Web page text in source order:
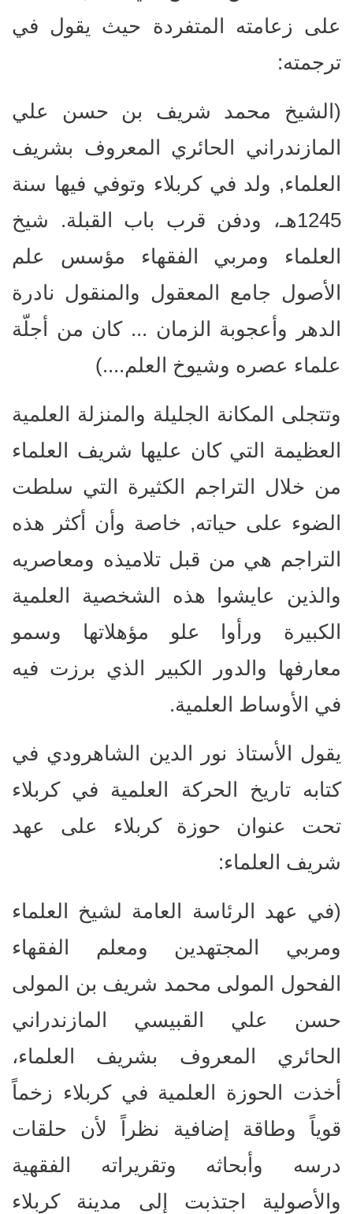
على زعامته المتفردة حيث يقول في
ترجمته:
(الشيخ محمد شريف بن حسن علي
المازندراني الحائري المعروف بشريف
العلماء, ولد في كربلاء وتوفي فيها سنة
1245هـ، ودفن قرب باب القبلة. شيخ
العلماء ومربي الفقهاء مؤسس علم
الأصول جامع المعقول والمنقول نادرة
الدهر وأعجوبة الزمان ... كان من أجلّة
علماء عصره وشيوخ العلم....)
وتتجلى المكانة الجليلة والمنزلة العلمية
العظيمة التي كان عليها شريف العلماء
من خلال التراجم الكثيرة التي سلطت
الضوء على حياته, خاصة وأن أكثر هذه
التراجم هي من قبل تلاميذه ومعاصريه
والذين عايشوا هذه الشخصية العلمية
الكبيرة ورأوا علو مؤهلاتها وسمو
معارفها والدور الكبير الذي برزت فيه
في الأوساط العلمية.
يقول الأستاذ نور الدين الشاهرودي في
كتابه تاريخ الحركة العلمية في كربلاء
تحت عنوان حوزة كربلاء على عهد
شريف العلماء:
(في عهد الرئاسة العامة لشيخ العلماء
ومربي المجتهدين ومعلم الفقهاء
الفحول المولى محمد شريف بن المولى
حسن علي القبيسي المازندراني
الحائري المعروف بشريف العلماء،
أخذت الحوزة العلمية في كربلاء زخماً
قوياً وطاقة إضافية نظراً لأن حلقات
درسه وأبحاثه وتقريراته الفقهية
والأصولية اجتذبت إلى مدينة كربلاء